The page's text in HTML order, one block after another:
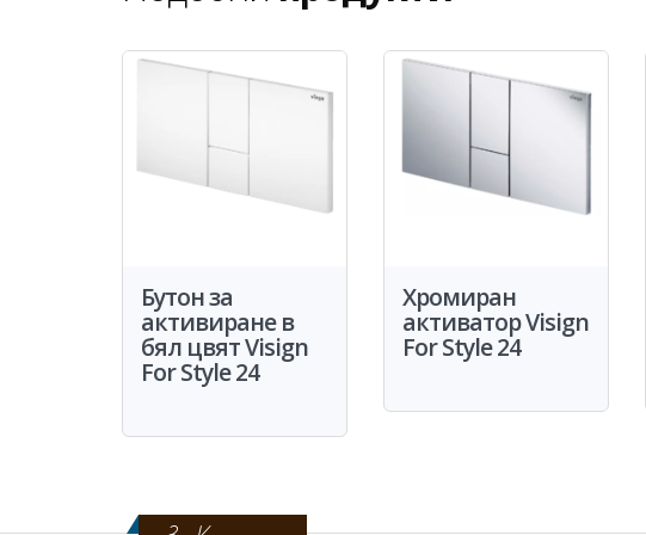
Бутон за
активиране в
бял цвят Visign
For Style 24
Хромиран
активатор Visign
For Style 24